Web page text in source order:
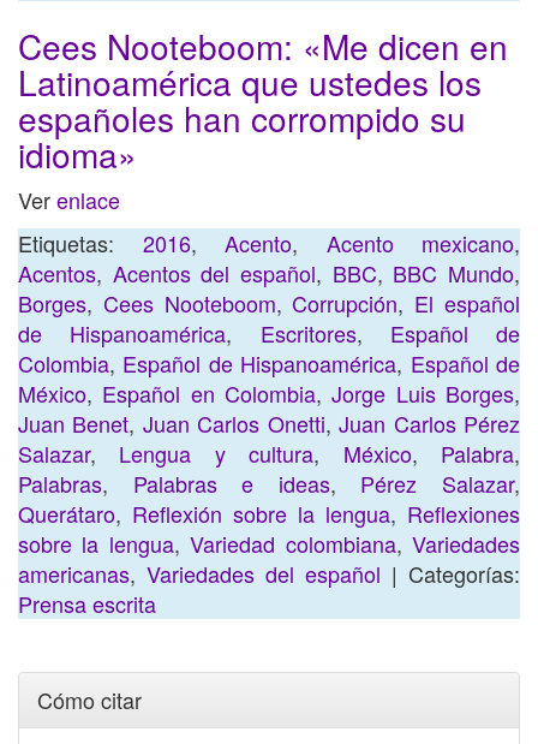
Cees Nooteboom: «Me dicen en
Latinoamérica que ustedes los
españoles han corrompido su
idioma»
Verenlace
Etiquetas: 2016, Acento, Acento mexicano,
Acentos, Acentos del español, BBC, BBC Mundo,
Borges, Cees Nooteboom,Corrupción, El español
de Hispanoamérica, Escritores, Español de
Colombia, Español de Hispanoamérica, Español de
México, Español en Colombia,Jorge Luis Borges,
Juan Benet, Juan Carlos Onetti,Juan Carlos Pérez
Salazar, Lengua y cultura, México, Palabra,
Palabras, Palabras e ideas, Pérez Salazar,
Querátaro, Reflexión sobre la lengua, Reflexiones
sobre la lengua,Variedad colombiana,Variedades
americanas, Variedades del español | Categorías:
Prensa escrita
Cómo citar